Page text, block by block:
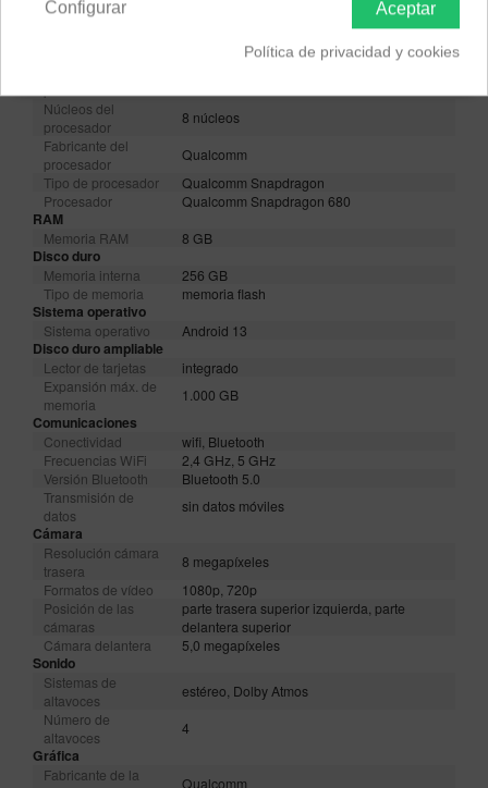
Procesador
Núcleos del
procesador
8 núcleos
Fabricante del
procesador
Qualcomm
Tipo de procesador
Qualcomm Snapdragon
Procesador
Qualcomm Snapdragon 680
RAM
Memoria RAM 8 GB
Disco duro
Memoria interna
256 GB
Tipo de memoria
memoria flash
Sistema operativo
Sistema operativo Android 13
Disco duro ampliable
Lector de tarjetas
integrado
Expansión máx. de
memoria
1.000 GB
Comunicaciones
Conectividad
wifi, Bluetooth
Frecuencias WiFi
2,4 GHz, 5 GHz
Versión Bluetooth
Bluetooth 5.0
Transmisión de
datos
sin datos móviles
Cámara
Resolución cámara
trasera
8 megapíxeles
Formatos de vídeo
1080p, 720p
Posición de las
cámaras
parte trasera superior izquierda, parte
delantera superior
Cámara delantera
5,0 megapíxeles
Sonido
Sistemas de
altavoces
estéreo, Dolby Atmos
Número de
altavoces
4
Gráfica
Fabricante de la
Qualcomm
Aceptar
Configurar
Política de privacidad y cookies